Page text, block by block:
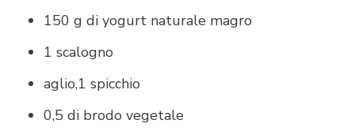
150 g di yogurt naturale magro
1 scalogno
aglio,1 spicchio
0,5 di brodo vegetale